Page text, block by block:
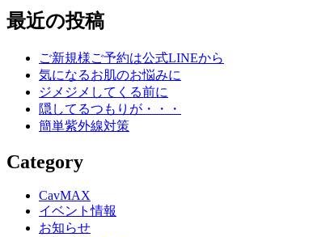
最近の投稿
ご新規様ご予約は公式LINEから
気になるお肌のお悩みに
ジメジメしてくる前に
隠してるつもりが・・・
簡単紫外線対策
Category
CavMAX
イベント情報
お知らせ